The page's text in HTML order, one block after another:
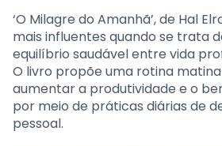
‘O Milagre do Amanhã’, de Hal
mais influentes quando se trata
equilíbrio saudável entre vida
O livro propõe uma rotina
aumentar a produtividade e o
por meio de práticas diárias de
pessoal.